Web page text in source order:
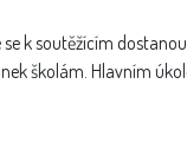
k soutěžícím
školám. Hlavním